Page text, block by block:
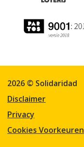
2026 © Solidaridad
Disclaimer
Privacy
Cookies Voorkeuren